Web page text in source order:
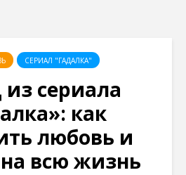
СЕРИАЛ "ГАДАЛКА"
сериала
как
любовь и
на всю жизнь